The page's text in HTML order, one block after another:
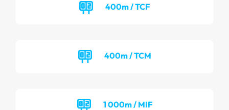
400m / TCF
400m / TCM
1 000m / MIF